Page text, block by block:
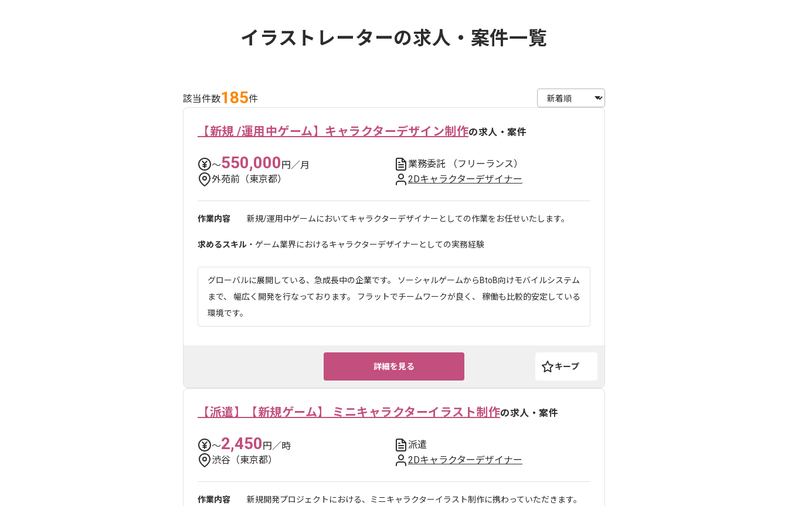
イラストレーターの求人・案件一覧
該当件数185件
【新規 /運用中ゲーム】キャラクターデザイン制作の求人・案件
〜550,000円／月 業務委託
（フリーランス）
外苑前（東京都）
2Dキャラクターデザイナー
作業内容 新規/運用中ゲームにおいてキャラクターデザイナーとしての作業をお任せいたします。
求めるスキル ・ゲーム業界におけるキャラクターデザイナーとしての実務経験
グローバルに展開している、急成長中の企業です。 ソーシャルゲームからBtoB向けモバイルシステム
まで、 幅広く開発を行なっております。 フラットでチームワークが良く、 稼働も比較的安定している
環境です。
詳細を見る キープ
【派遣】【新規ゲーム】 ミニキャラクターイラスト制作の求人・案件
〜2,450円／時
派遣
渋谷（東京都）
2Dキャラクターデザイナー
作業内容 新規開発プロジェクトにおける、ミニキャラクターイラスト制作に携わっていただきます。